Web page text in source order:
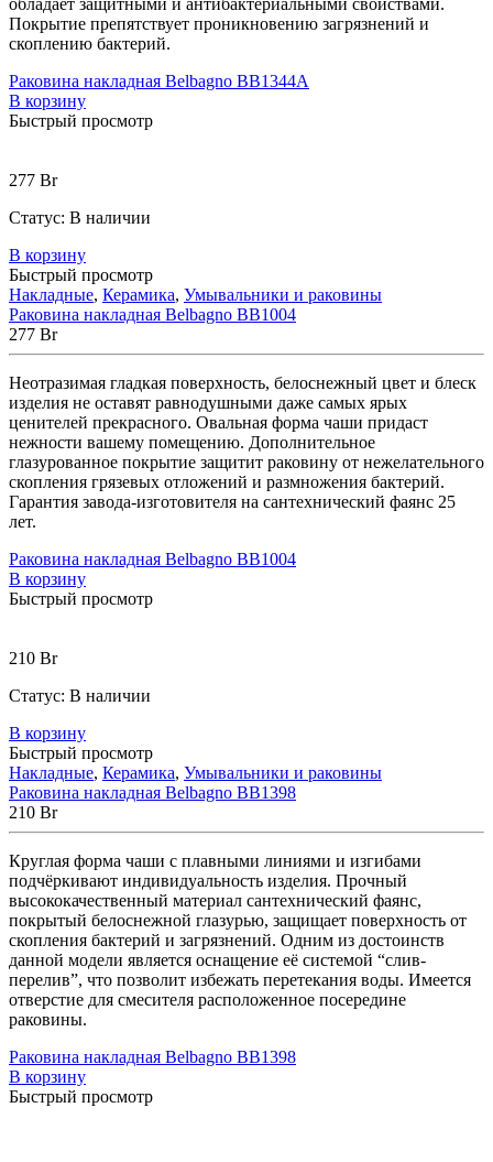
обладает защитными и антибактериальными свойствами.
Покрытие препятствует проникновению загрязнений и
скоплению бактерий.
Раковина накладная Belbagno BB1344A
В корзину
Быстрый просмотр
277 Br
Статус: В наличии
В корзину
Быстрый просмотр
Накладные, Керамика, Умывальники и раковины
Раковина накладная Belbagno BB1004
277 Br
Неотразимая гладкая поверхность, белоснежный цвет и блеск
изделия не оставят равнодушными даже самых ярых
ценителей прекрасного. Овальная форма чаши придаст
нежности вашему помещению. Дополнительное
глазурованное покрытие защитит раковину от нежелательного
скопления грязевых отложений и размножения бактерий.
Гарантия завода-изготовителя на сантехнический фаянс 25
лет.
Раковина накладная Belbagno BB1004
В корзину
Быстрый просмотр
210 Br
Статус: В наличии
В корзину
Быстрый просмотр
Накладные, Керамика, Умывальники и раковины
Раковина накладная Belbagno BB1398
210 Br
Круглая форма чаши с плавными линиями и изгибами
подчёркивают индивидуальность изделия. Прочный
высококачественный материал сантехнический фаянс,
покрытый белоснежной глазурью, защищает поверхность от
скопления бактерий и загрязнений. Одним из достоинств
данной модели является оснащение её системой “слив-
перелив”, что позволит избежать перетекания воды. Имеется
отверстие для смесителя расположенное посередине
раковины.
Раковина накладная Belbagno BB1398
В корзину
Быстрый просмотр